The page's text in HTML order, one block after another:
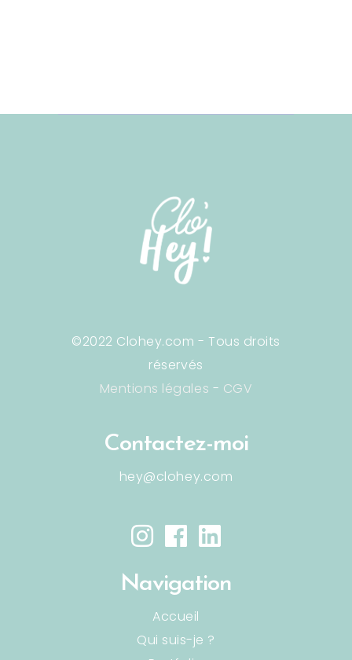
©2022 Clohey.com - Tous droits
réservés
Mentions légales - CGV
Contactez-moi
hey@clohey.com
Navigation
Accueil
Qui suis-je ?